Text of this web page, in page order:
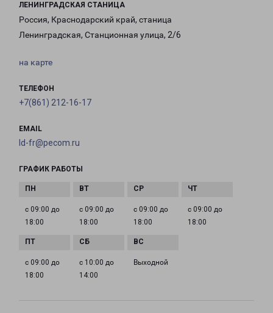
ЛЕНИНГРАДСКАЯ СТАНИЦА
Россия, Краснодарский край, станица
Ленинградская, Станционная улица, 2/6
на карте
ТЕЛЕФОН
+7(861) 212-16-17
EMAIL
ld-fr@pecom.ru
ГРАФИК РАБОТЫ
с 09:00 до
18:00
с 09:00 до
18:00
с 09:00 до
18:00
с 09:00 до
18:00
с 09:00 до
18:00
с 10:00 до
14:00
Выходной